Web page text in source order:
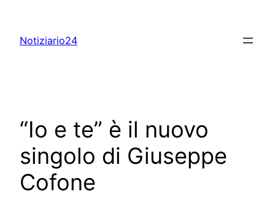
content
Notiziario24
“Io e te” è il nuovo
singolo di Giuseppe
Cofone